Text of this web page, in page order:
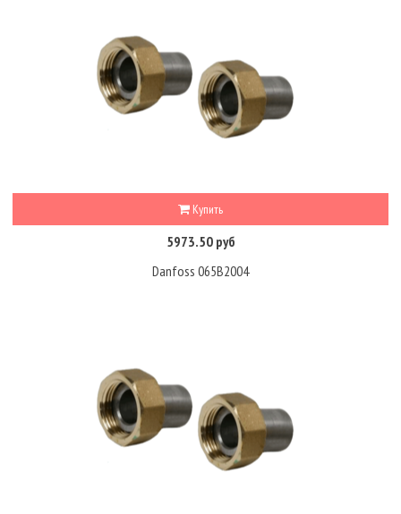
Купить
5973.50 руб
Danfoss 065B2004